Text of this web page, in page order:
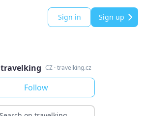
Sign in Sign up
travelking CZ·travelking.cz
Follow